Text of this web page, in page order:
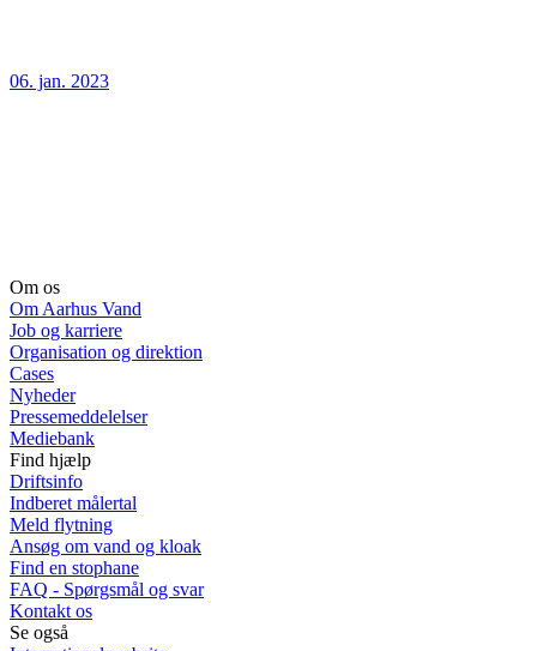
06. jan. 2023
Om os
Om Aarhus Vand
Job og karriere
Organisation og direktion
Cases
Nyheder
Pressemeddelelser
Mediebank
Find hjælp
Driftsinfo
Indberet målertal
Meld flytning
Ansøg om vand og kloak
Find en stophane
FAQ - Spørgsmål og svar
Kontakt os
Se også